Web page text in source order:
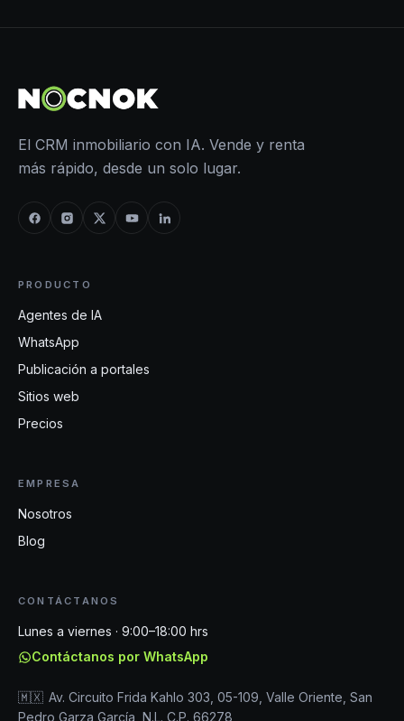
El CRM inmobiliario con IA. Vende y renta
más rápido, desde un solo lugar.
PRODUCTO
Agentes de IA
WhatsApp
Publicación a portales
Sitios web
Precios
EMPRESA
Nosotros
Blog
CONTÁCTANOS
Lunes a viernes · 9:00–18:00 hrs
Contáctanos por WhatsApp
🇲🇽 Av. Circuito Frida Kahlo 303, 05-109, Valle Oriente, San
Pedro Garza García, N.L. C.P. 66278